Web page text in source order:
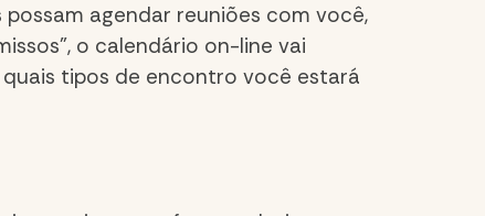
agendar reuniões com você,
o calendário on-line vai
tipos de encontro você estará